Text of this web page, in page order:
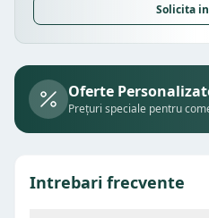
Solicita
Oferte
Prețuri speciale pentru
Intrebari frecvente